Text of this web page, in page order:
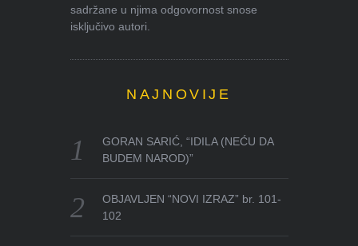
sadržane u njima odgovornost snose
isključivo autori.
NAJNOVIJE
GORAN SARIĆ, “IDILA (NEĆU DA
BUDEM NAROD)”
OBJAVLJEN “NOVI IZRAZ” br. 101-
102